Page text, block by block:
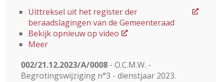
Uittreksel uit het register der
beraadslagingen van de Gemeenteraad
Bekijk opnieuw op video
Meer
002/21.12.2023/A/0008 - O.C.M.W. -
Begrotingswijziging n°3 - dienstjaar 2023.